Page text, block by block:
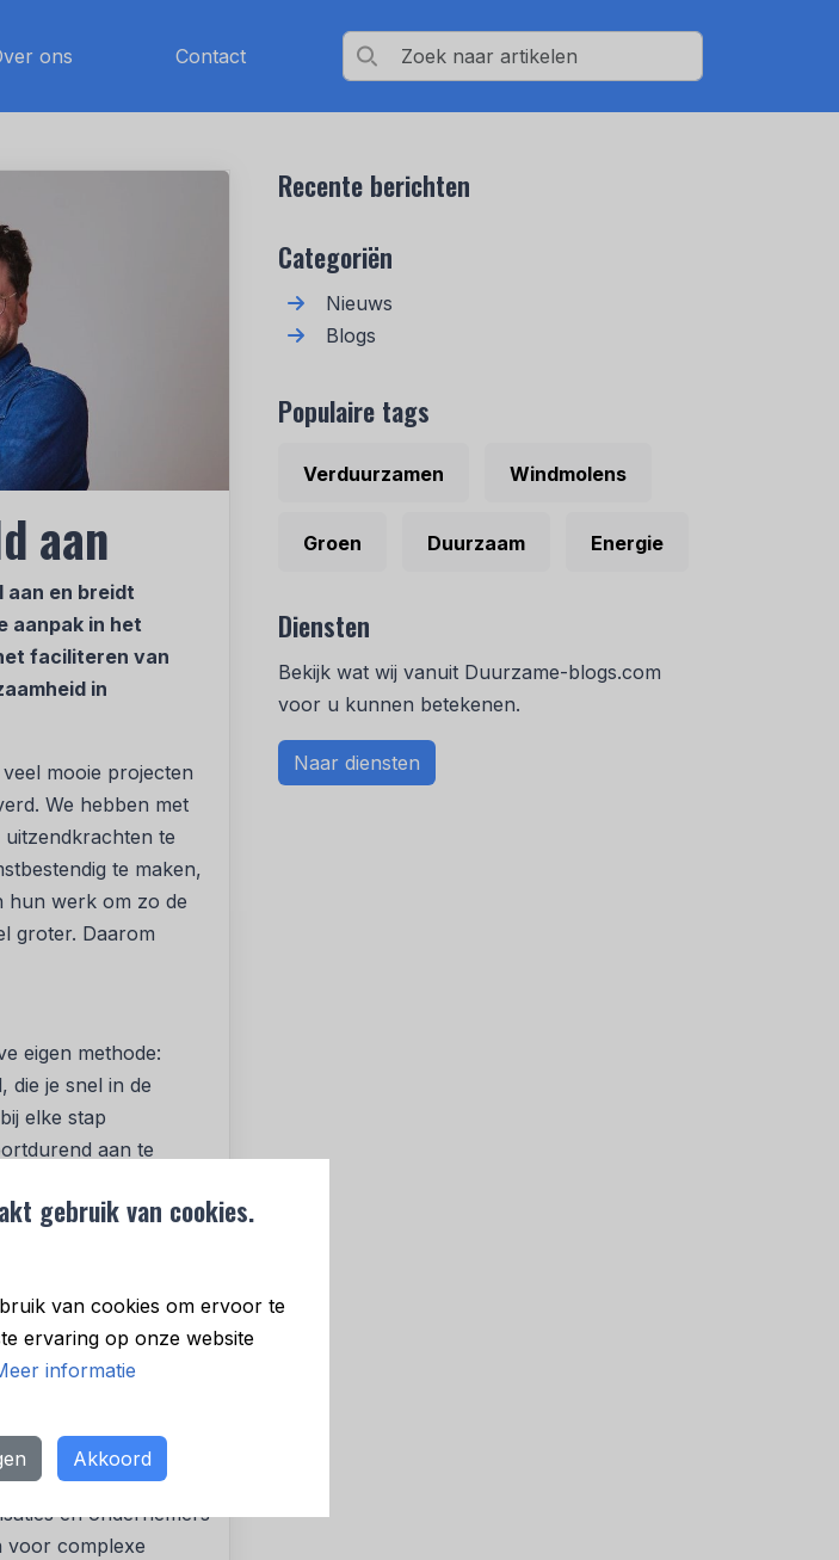
gebruik van cookies.
van cookies om ervoor te
ervaring op onze website
informatie
Akkoord
ons Contact
aan
en breidt
aanpak in het
faciliteren van
in
mooie projecten
We hebben met
te
te maken,
hun werk om zo de
groter. Daarom
eigen methode:
die je snel in de
elke stap
aan te
wat
komen organisaties
organiseren:
Vanaf nu gaat
te helpen met
om moeten gaan
en ondernemers
voor complexe
Recente berichten
Categoriën
Nieuws
Blogs
Populaire tags
Verduurzamen Windmolens
Groen Duurzaam Energie
Diensten
Bekijk wat wij vanuit Duurzame-blogs.com
voor u kunnen betekenen.
Naar diensten